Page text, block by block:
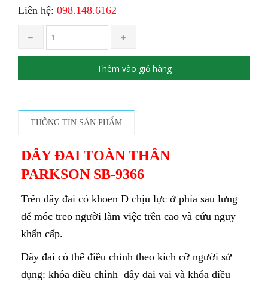
Liên hệ: 098.148.6162
Thêm vào giỏ hàng
THÔNG TIN SẢN PHẨM
DÂY ĐAI TOÀN THÂN
PARKSON SB-9366
Trên dây đai có khoen D chịu lực ở phía sau lưng
để móc treo người làm việc trên cao và cứu nguy
khẩn cấp.
Dây đai có thể điều chỉnh theo kích cỡ người sử
dụng: khóa điều chỉnh dây đai vai và khóa điều